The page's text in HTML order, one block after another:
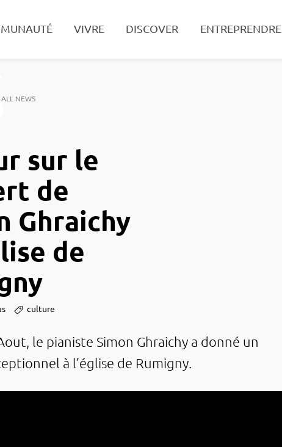
VIVRE DISCOVER ENTREPRENDRE
Search
ALL NEWS
sur le
de
Ghraichy
de
culture
le pianiste Simon Ghrai­­chy a donné un
à l’église de Rumi­­gny.